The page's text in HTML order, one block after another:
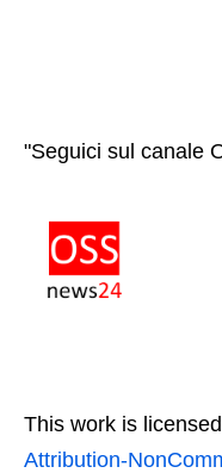
"Seguici sul canale
This work is
Attribution-